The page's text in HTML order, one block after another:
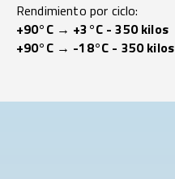
Rendimiento por ciclo:
+90°C → +3°C - 350 kilos
+90°C → -18°C - 350 kilos